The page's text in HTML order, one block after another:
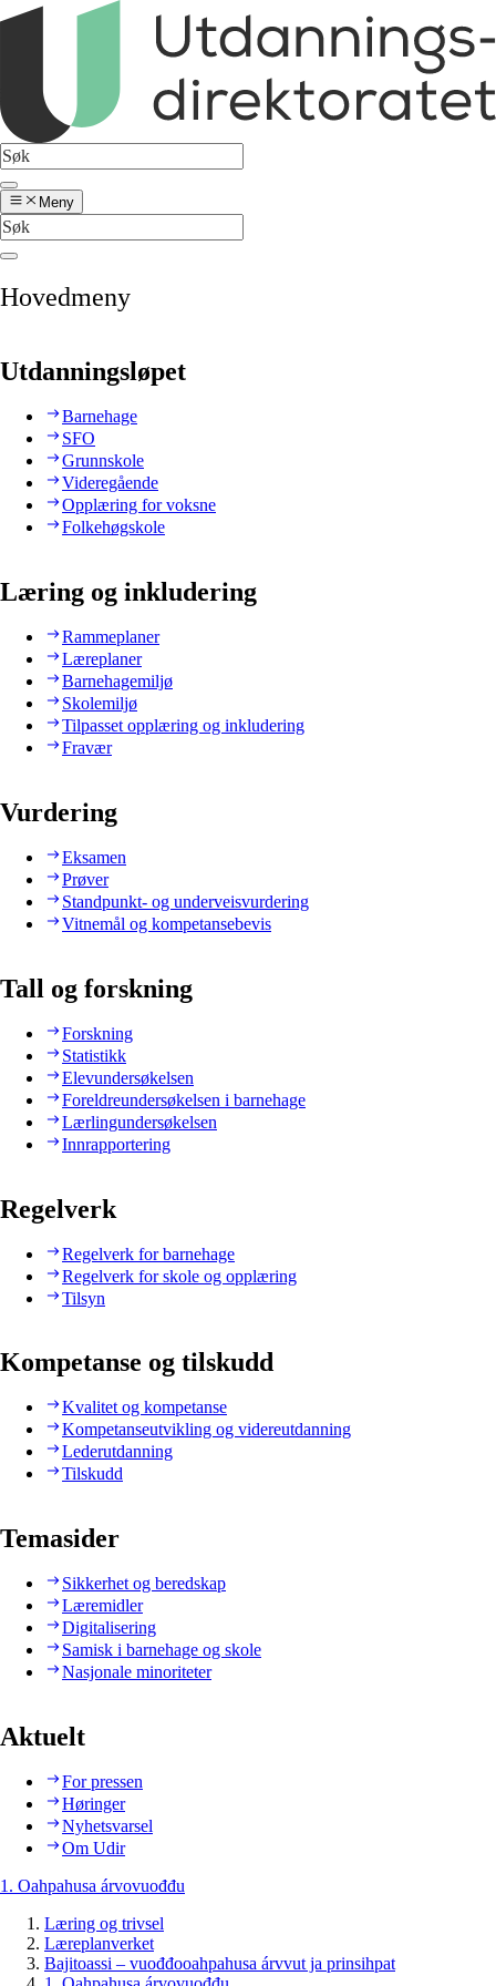
Meny
Hovedmeny
Utdanningsløpet
Barnehage
SFO
Grunnskole
Videregående
Opplæring for voksne
Folkehøgskole
Læring og inkludering
Rammeplaner
Læreplaner
Barnehagemiljø
Skolemiljø
Tilpasset opplæring og inkludering
Fravær
Vurdering
Eksamen
Prøver
Standpunkt- og underveisvurdering
Vitnemål og kompetansebevis
Tall og forskning
Forskning
Statistikk
Elevundersøkelsen
Foreldreundersøkelsen i barnehage
Lærlingundersøkelsen
Innrapportering
Regelverk
Regelverk for barnehage
Regelverk for skole og opplæring
Tilsyn
Kompetanse og tilskudd
Kvalitet og kompetanse
Kompetanseutvikling og videreutdanning
Lederutdanning
Tilskudd
Temasider
Sikkerhet og beredskap
Læremidler
Digitalisering
Samisk i barnehage og skole
Nasjonale minoriteter
Aktuelt
For pressen
Høringer
Nyhetsvarsel
Om Udir
1. Oahpahusa árvovuođđu
Læring og trivsel
Læreplanverket
Bajitoassi – vuođđooahpahusa árvvut ja prinsihpat